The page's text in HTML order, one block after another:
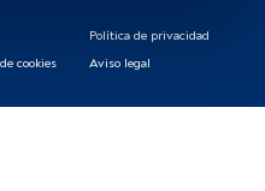
del dispositivo para su
en un dispositivo
Política de privacidad
cookies Aviso legal